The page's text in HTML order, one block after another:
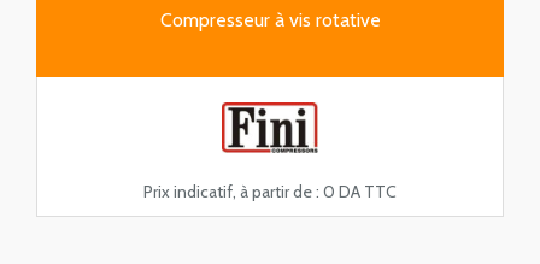
Compresseur à vis rotative
Prix indicatif, à partir de : 0 DA TTC